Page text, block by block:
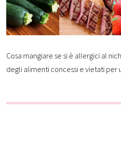
Cosa mangiare se si è allergici al
degli alimenti concessi e vietati per